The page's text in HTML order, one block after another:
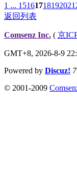
1 ... 15161718192021
返回列表
Comsenz Inc. ( 京
GMT+8, 2026-8-9
Powered by Discuz!
© 2001-2009